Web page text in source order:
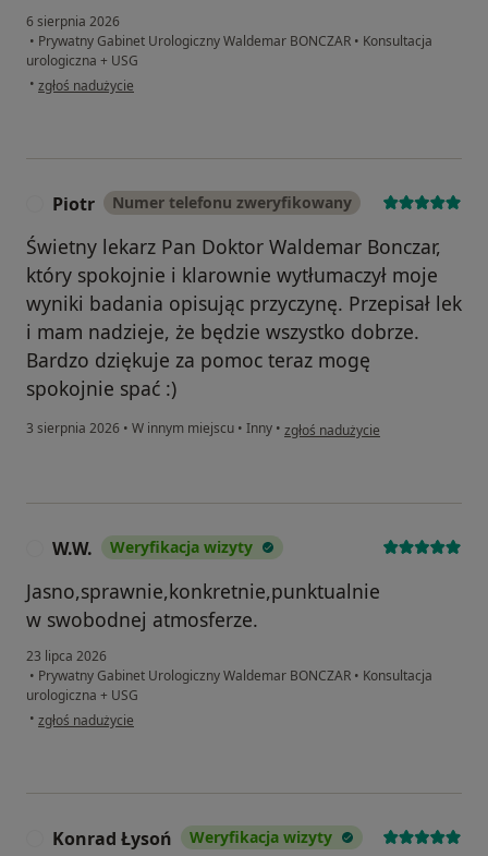
6 sierpnia 2026
• Prywatny Gabinet Urologiczny Waldemar BONCZAR • Konsultacja
urologiczna + USG
• w opinii użytkownika T.c.
zgłoś nadużycie
Piotr Numer telefonu zweryfikowany
Świetny lekarz Pan Doktor Waldemar Bonczar,
który spokojnie i klarownie wytłumaczył moje
wyniki badania opisując przyczynę. Przepisał lek
i mam nadzieje, że będzie wszystko dobrze.
Bardzo dziękuje za pomoc teraz mogę
spokojnie spać :)
3 sierpnia 2026 • W innym miejscu • Inny • w opinii użytkownika Piotr
zgłoś nadużycie
W.W. Weryfikacja wizyty
Jasno,sprawnie,konkretnie,punktualnie
w swobodnej atmosferze.
23 lipca 2026
• Prywatny Gabinet Urologiczny Waldemar BONCZAR • Konsultacja
urologiczna + USG
• w opinii użytkownika W.W.
zgłoś nadużycie
Konrad Łysoń Weryfikacja wizyty